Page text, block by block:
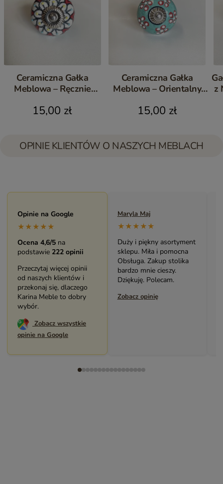
Ceramiczna Gałka
Meblowa – Ręcznie
Stylu Orientalnym
15,00 zł
Ceramiczna Gałka
Meblowa – Orientalny
Motywem
15,00 zł
z
OPINIE KLIENTÓW O NASZYCH MEBLACH
Opinie na Google
★★★★★
Ocena 4,6/5 na
podstawie 222 opinii
Przeczytaj więcej opinii
od naszych klientów i
przekonaj się, dlaczego
Karina Meble to dobry
wybór.
Zobacz wszystkie
opinie na Google
Maryla Maj
★★★★★
Duży i piękny asortyment
sklepu. Miła i pomocna
bardzo mnie cieszy.
Dziękuję. Polecam.
Zobacz opinię
Monika Andrzejewska
★★★★★
Bardzo solidny, piękny
mebel (biblioteczka).
Świetny kontakt z
pracownikami sklepu.
Polecam serdecznie.
Zobacz opinię